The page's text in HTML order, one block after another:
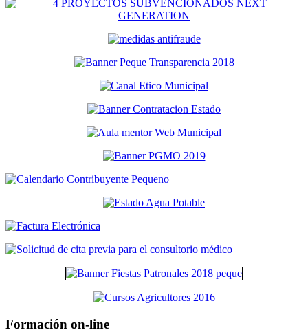
Formación on-line